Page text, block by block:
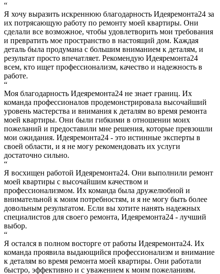
“
Я хочу выразить искреннюю благодарность Идеяремонта24 за
их потрясающую работу по ремонту моей квартиры. Они
сделали все возможное, чтобы удовлетворить мои требования
и превратить мое пространство в настоящий дом. Каждая
деталь была продумана с большим вниманием к деталям, и
результат просто впечатляет. Рекомендую Идеяремонта24
всем, кто ищет профессионализм, качество и надежность в
работе.
“
Моя благодарность Идеяремонта24 не знает границ. Их
команда профессионалов продемонстрировала высочайший
уровень мастерства и внимания к деталям во время ремонта
моей квартиры. Они были гибкими в отношении моих
пожеланий и предоставили мне решения, которые превзошли
мои ожидания. Идеяремонта24 - это истинные эксперты в
своей области, и я не могу рекомендовать их услуги
достаточно сильно.
“
Я восхищен работой Идеяремонта24. Они выполнили ремонт
моей квартиры с высочайшим качеством и
профессионализмом. Их команда была дружелюбной и
внимательной к моим потребностям, и я не могу быть более
довольным результатом. Если вы хотите нанять надежных
специалистов для своего ремонта, Идеяремонта24 - лучший
выбор.
“
Я остался в полном восторге от работы Идеяремонта24. Их
команда проявила выдающийся профессионализм и внимание
к деталям во время ремонта моей квартиры. Они работали
быстро, эффективно и с уважением к моим пожеланиям.